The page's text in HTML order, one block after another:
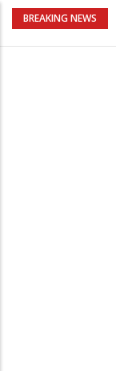
BREAKING NEWS